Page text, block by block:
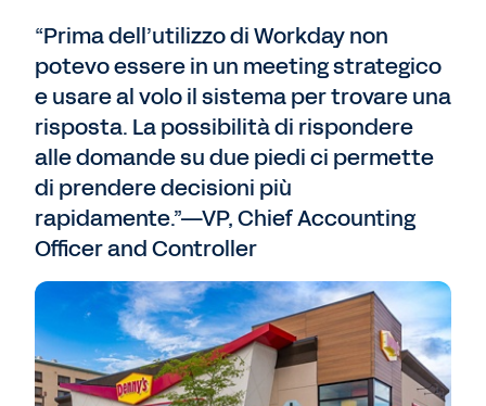
“Prima dell’utilizzo di Workday non
potevo essere in un meeting strategico
e usare al volo il sistema per trovare una
risposta. La possibilità di rispondere
alle domande su due piedi ci permette
di prendere decisioni più
rapidamente.”—VP, Chief Accounting
Officer and Controller